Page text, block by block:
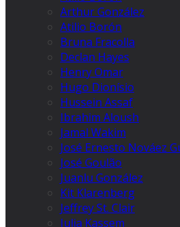
Arthur González
Atilio Borón
Bruna Fracolla
Declan Hayes
Henry Omar
Hugo Dionísio
Hussein Assaf
Ibrahim Aloush
Jamal Wakim
José Ernesto Nováez
José Goulão
Juanlu González
Kit Klarenberg
Jeffrey St. Clair
Julia Kassem